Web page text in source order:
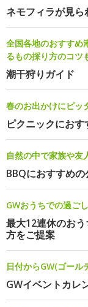
ネモフィラが見ら
全国各地のおすすめ
るもの採り方のコツ
潮干狩りガイド
春のお出かけにピッ
ピクニックにお
自然の中で家族や友
BBQにおすすめの
GWおうちでの過ご
最大12連休のお
方をご提案
日付からGW(ゴール
GWイベントカレ